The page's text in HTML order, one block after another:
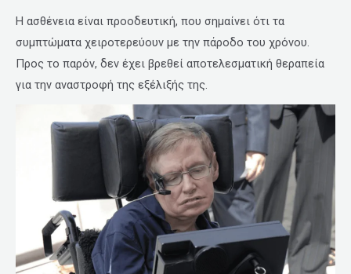
Η ασθένεια είναι προοδευτική, που σημαίνει ότι τα
συμπτώματα χειροτερεύουν με την πάροδο του χρόνου.
Προς το παρόν, δεν έχει βρεθεί αποτελεσματική θεραπεία
για την αναστροφή της εξέλιξής της.